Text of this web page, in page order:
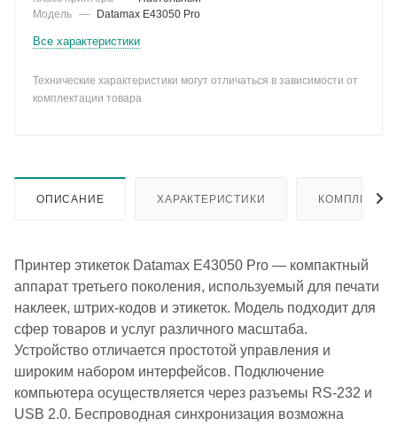
Модель — Datamax E43050 Pro
Все характеристики
Технические характеристики могут отличаться в зависимости от
комплектации товара
ОПИСАНИЕ ХАРАКТЕРИСТИКИ
Принтер этикеток Datamax E43050 Pro — компактный
аппарат третьего поколения, используемый для печати
наклеек, штрих-кодов и этикеток. Модель подходит для
сфер товаров и услуг различного масштаба.
Устройство отличается простотой управления и
широким набором интерфейсов. Подключение
компьютера осуществляется через разъемы RS-232 и
USB 2.0. Беспроводная синхронизация возможна